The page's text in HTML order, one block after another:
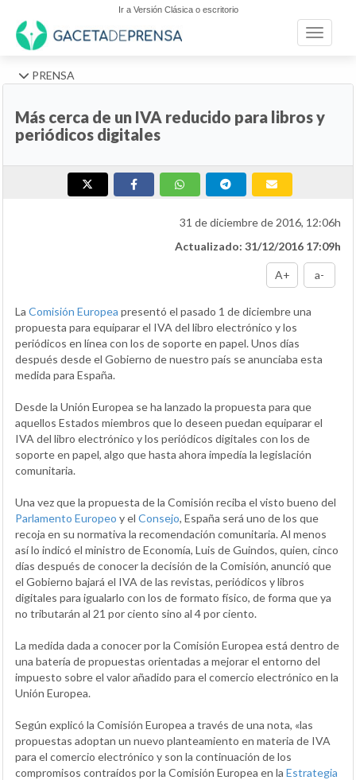
Ir a Versión Clásica o escritorio
Toggle
PRENSA
Más cerca de un IVA reducido para libros y
periódicos digitales
31 de diciembre de 2016, 12:06h
Actualizado: 31/12/2016 17:09h
A+ a-
La Comisión Europea presentó el pasado 1 de diciembre una
propuesta para equiparar el IVA del libro electrónico y los
periódicos en línea con los de soporte en papel. Unos días
después desde el Gobierno de nuestro país se anunciaba esta
medida para España.
Desde la Unión Europea se ha lanzado la propuesta para que
aquellos Estados miembros que lo deseen puedan equiparar el
IVA del libro electrónico y los periódicos digitales con los de
soporte en papel, algo que hasta ahora impedía la legislación
comunitaria.
Una vez que la propuesta de la Comisión reciba el visto bueno del
Parlamento Europeo y el Consejo, España será uno de los que
recoja en su normativa la recomendación comunitaria. Al menos
así lo indicó el ministro de Economía, Luis de Guindos, quien, cinco
días después de conocer la decisión de la Comisión, anunció que
el Gobierno bajará el IVA de las revistas, periódicos y libros
digitales para igualarlo con los de formato físico, de forma que ya
no tributarán al 21 por ciento sino al 4 por ciento.
La medida dada a conocer por la Comisión Europea está dentro de
una batería de propuestas orientadas a mejorar el entorno del
impuesto sobre el valor añadido para el comercio electrónico en la
Unión Europea.
Según explicó la Comisión Europea a través de una nota, «las
propuestas adoptan un nuevo planteamiento en materia de IVA
para el comercio electrónico y son la continuación de los
compromisos contraídos por la Comisión Europea en la Estrategia